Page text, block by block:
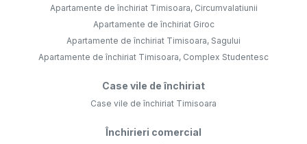
Apartamente de închiriat Timisoara, Circumvalatiunii
Apartamente de închiriat Giroc
Apartamente de închiriat Timisoara, Sagului
Apartamente de închiriat Timisoara, Complex Studentesc
Case vile de închiriat
Case vile de închiriat Timisoara
Închirieri comercial